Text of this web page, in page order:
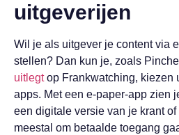
uitgeverijen
Wil je als uitgever je content via
stellen? Dan kun je, zoals
uitlegtop Frankwatching, kiezen
apps. Met een e-paper-app zien
een digitale versie van je krant
meestal om betaalde toegang